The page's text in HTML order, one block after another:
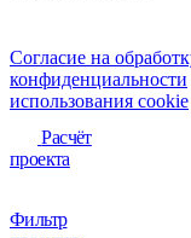
Согласие на
конфиденциальности
использования сookie
Расчёт
проекта
Фильтр